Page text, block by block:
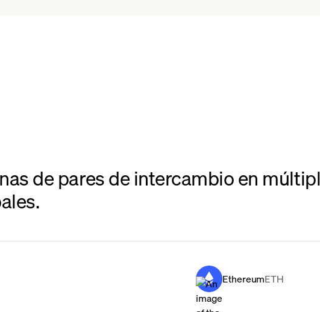
de pares de intercambio en
EthereumETH